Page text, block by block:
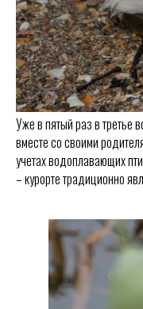
Уже в пятый раз в третье
вместе со своими
учетах водоплавающих
– курорте традиционно